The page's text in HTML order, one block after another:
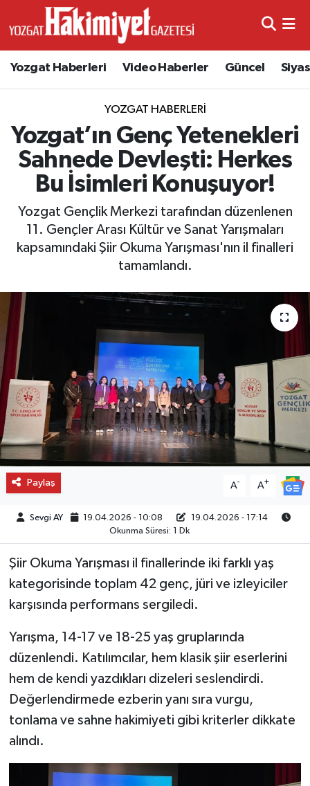
Yozgat Haberleri Video Haberler Güncel
YOZGAT HABERLERI
Yozgat’ın Genç Yetenekleri
Sahnede Devleşti: Herkes
Bu İsimleri Konuşuyor!
Yozgat Gençlik Merkezi tarafından düzenlenen
11. Gençler Arası Kültür ve Sanat Yarışmaları
kapsamındaki Şiir Okuma Yarışması'nın il finalleri
tamamlandı.
Paylaş A- A+
Sevgi AY 19.04.2026 - 10:08
19.04.2026 - 17:14
Okunma Süresi: 1 Dk
Şiir Okuma Yarışması il finallerinde iki farklı yaş
kategorisinde toplam 42 genç, jüri ve izleyiciler
karşısında performans sergiledi.
Yarışma, 14-17 ve 18-25 yaş gruplarında
düzenlendi. Katılımcılar, hem klasik şiir eserlerini
hem de kendi yazdıkları dizeleri seslendirdi.
Değerlendirmede ezberin yanı sıra vurgu,
tonlama ve sahne hakimiyeti gibi kriterler dikkate
alındı.